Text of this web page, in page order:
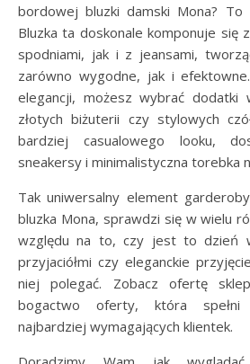
bordowej bluzki damski Mona? To
Bluzka ta doskonale komponuje się
spodniami, jak i z jeansami,
zarówno wygodne, jak i
elegancji, możesz wybrać dodatki
złotych biżuterii czy stylowych
bardziej casualowego looku,
sneakersy i minimalistyczna torebka
Tak uniwersalny element
bluzka Mona, sprawdzi się w wielu
względu na to, czy jest to dzień
przyjaciółmi czy eleganckie
niej polegać. Zobacz ofertę
bogactwo oferty, która spełni
najbardziej wymagających klientek.